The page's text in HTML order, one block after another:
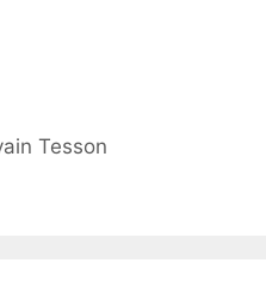
Tesson